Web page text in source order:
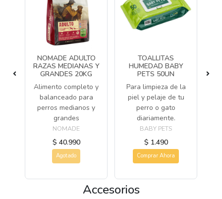
NOMADE ADULTO
RAZAS MEDIANAS Y
GRANDES 20KG
Alimento completo y
balanceado para
perros medianos y
grandes
NOMADE
$ 40.990
Agotado
TOALLITAS
HUMEDAD BABY
PETS 50UN
Para limpieza de la
piel y pelaje de tu
perro o gato
diariamente.
BABY PETS
$ 1.490
Comprar Ahora
Accesorios